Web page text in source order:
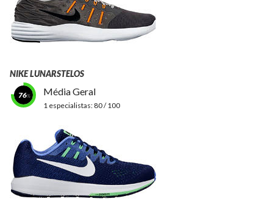
NIKE LUNARSTELOS
76 Média Geral
1 especialistas: 80 / 100